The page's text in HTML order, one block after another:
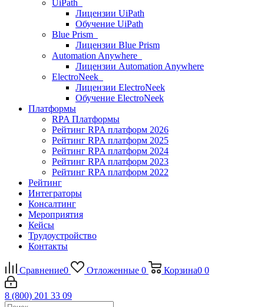
UiPath
Лицензии UiPath
Обучение UiPath
Blue Prism
Лицензии Blue Prism
Automation Anywhere
Лицензии Automation Anywhere
ElectroNeek
Лицензии ElectroNeek
Обучение ElectroNeek
Платформы
RPA Платформы
Рейтинг RPA платформ 2026
Рейтинг RPA платформ 2025
Рейтинг RPA платформ 2024
Рейтинг RPA платформ 2023
Рейтинг RPA платформ 2022
Рейтинг
Интеграторы
Консалтинг
Mероприятия
Кейсы
Трудоустройство
Контакты
Сравнение0 Отложенные 0 Корзина0 0
8 (800) 201 33 09